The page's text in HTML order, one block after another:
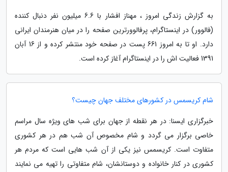
به گزارش زندگی امروز ، مهناز افشار با 6.6 میلیون نفر دنبال کننده
(فالوور) در اینستاگرام، پرفالوورترین صفحه را در میان هنرمندان ایرانی
دارد. او تا به امروز 661 پست در صفحه خود منتشر کرده و از 16 آبان
1391 فعالیت اش را در اینستاگرام آغاز کرده است.
شام کریسمس در کشورهای مختلف جهان چیست؟
خبرگزاری ایسنا: در هر نقطه از جهان برای شب های ویژه سال مراسم
خاصی برگزار می گردد و شام مخصوص آن شب هم در هر کشوری
متفاوت است. کریسمس نیز یکی از آن شب هایی است که مردم هر
کشوری در کنار خانواده و دوستانشان، شام متفاوتی را تهیه می نمایند